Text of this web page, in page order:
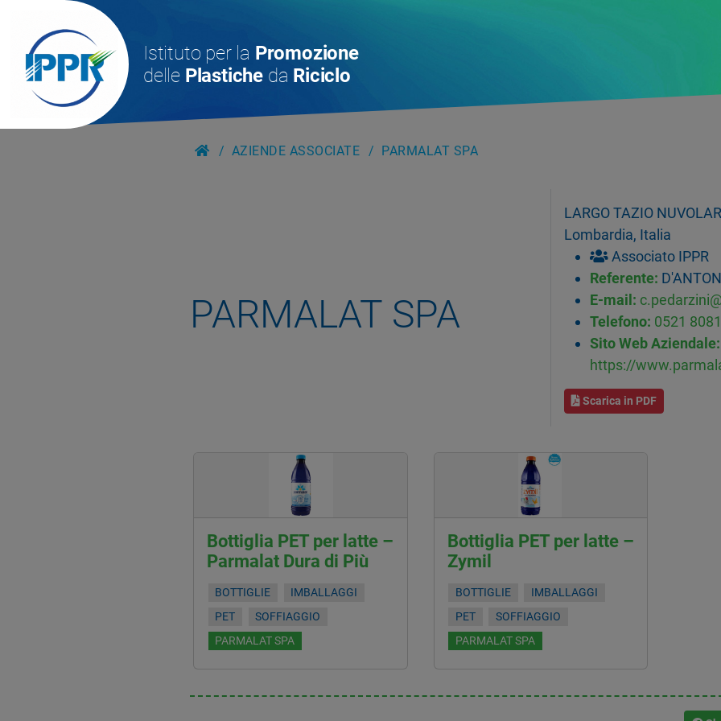
Istituto per la Promozione
delle Plastiche da Riciclo
AZIENDE ASSOCIATE PARMALAT SPA
PARMALAT SPA
LARGO TAZIO
Lombardia, Italia
Associato IPPR
Referente:
E-mail:
Telefono: 0521 8081
Sito Web Aziendale:
https://
Scarica in PDF
Bottiglia PET per latte –
Parmalat Dura di Più
BOTTIGLIE
IMBALLAGGI
PET
SOFFIAGGIO
PARMALAT SPA
Bottiglia PET per latte –
Zymil
BOTTIGLIE
IMBALLAGGI
PET
SOFFIAGGIO
PARMALAT SPA